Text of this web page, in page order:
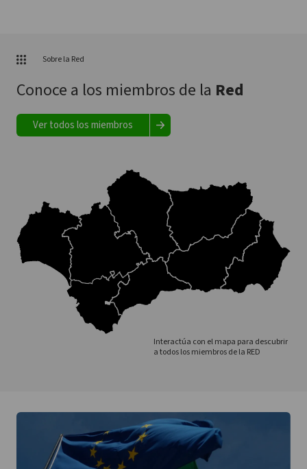
Sobre la Red
Conoce a los miembros de la Red
Ver todos los miembros
Interactúa con el mapa para descubrir
a todos los miembros de la RED